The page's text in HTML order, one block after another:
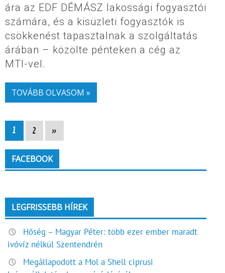
ára az EDF DÉMÁSZ lakossági fogyasztói
számára, és a kisüzleti fogyasztók is
csökkenést tapasztalnak a szolgáltatás
árában – közölte pénteken a cég az
MTI-vel.
TOVÁBB OLVASOM »
1 2 »
FACEBOOK
LEGFRISSEBB HÍREK
Hőség – Magyar Péter: több ezer ember maradt
ivóvíz nélkül Szentendrén
Megállapodott a Mol a Shell ciprusi